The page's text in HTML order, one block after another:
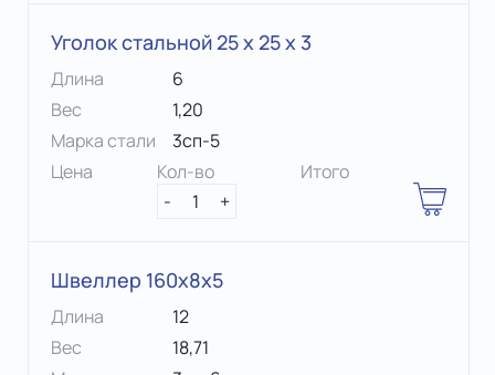
Уголок стальной 25 х 25 x 3
Длина
6
Вес
1,20
Марка стали
3сп-5
Цена
Кол-во
-
1 +
Итого
Швеллер 160х8х5
Длина
12
Вес
18,71